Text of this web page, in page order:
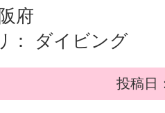
府
：
ダイビング
投稿日